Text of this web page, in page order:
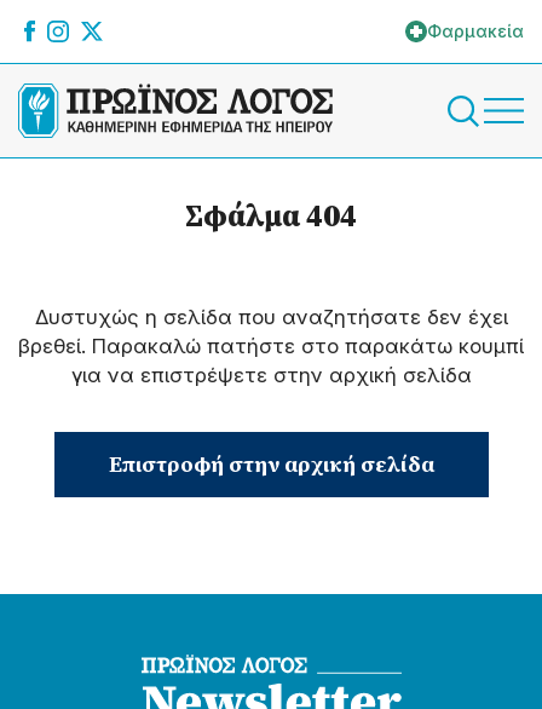
Φαρμακεία
Σφάλμα 404
Δυστυχώς η σελίδα που αναζητήσατε δεν έχει
βρεθεί. Παρακαλώ πατήστε στο παρακάτω κουμπί
για να επιστρέψετε στην αρχική σελίδα
Επιστροφή στην αρχική σελίδα